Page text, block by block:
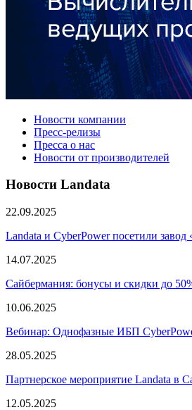
Новости компании
Пресс-релизы
Пресса о нас
Новости от производителей
Новости Landata
22.09.2025
Landata и CyberPower посетили завод
14.07.2025
Сайбермания: бонусы и скидки до
10.06.2025
Вебинар: Однофазные ИБП
28.05.2025
Партнерское мероприятие Landata в
12.05.2025